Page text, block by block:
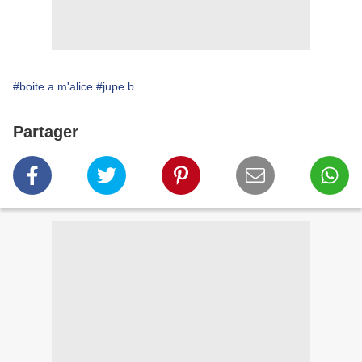
#boite a m'alice #jupe b
Partager